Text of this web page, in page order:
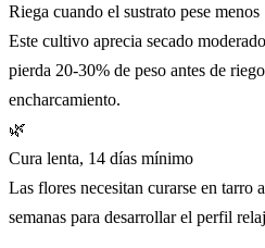
Riega cuando el sustrato pese menos
Este cultivo aprecia secado
pierda 20-30% de peso antes de
encharcamiento.
🌿
Cura lenta, 14 días mínimo
Las flores necesitan curarse en tarro
semanas para desarrollar el perfil